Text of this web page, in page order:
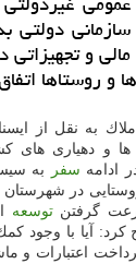
دولتی
و تجهیزاتی
و روستاها
به نقل از
و دهیاری های
ادامه سفر
به
در
گرفتنتوسعه
كرد: آیا با وجود
اعتبارات و